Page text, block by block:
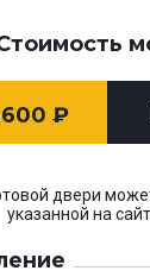
₽
двери
указанной на